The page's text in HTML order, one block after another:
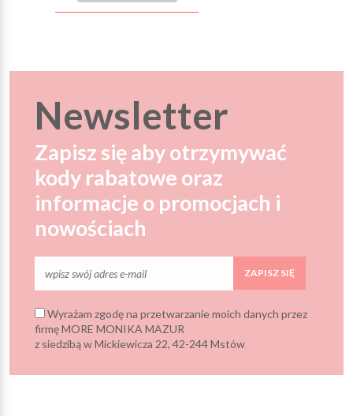
Newsletter
Zapisz się aby otrzymywać
kody rabatowe oraz
informacje o promocjach i
nowościach
ZAPISZ SIĘ
Wyrażam zgodę na przetwarzanie moich danych przez
firmę MORE MONIKA MAZUR
z siedzibą w Mickiewicza 22, 42-244 Mstów